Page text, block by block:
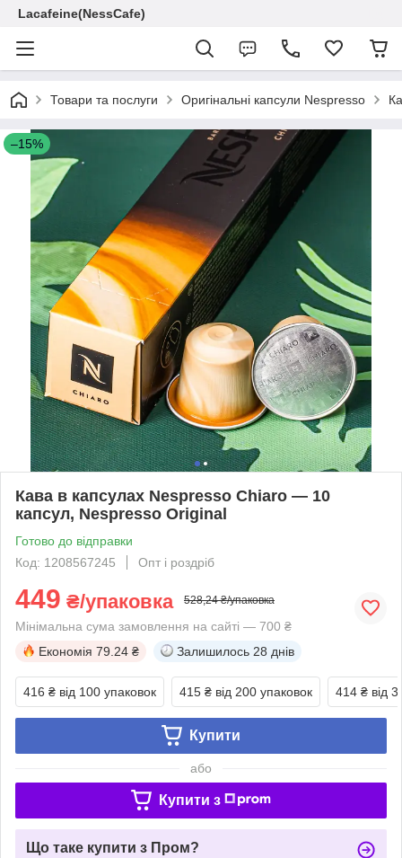
Lacafeine(NessCafe)
Товари та послуги Оригінальні капсули Nespresso
–15%
Кава в капсулах Nespresso Chiaro — 10
капсул, Nespresso Original
Готово до відправки
Код: 1208567245
Опт і роздріб
449 ₴/упаковка 528,24 ₴/упаковка
Мінімальна сума замовлення на сайті — 700 ₴
Економія 79.24 ₴ Залишилось 28 днів
416 ₴ від 100 упаковок 415 ₴ від 200 упаковок 414 ₴ від
Купити
або
Купити з
Що таке купити з Пром?